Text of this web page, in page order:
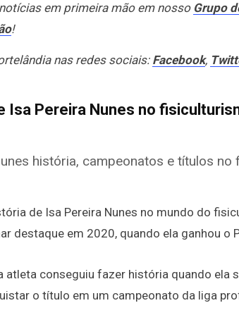
em primeira mão em nosso Grupo
!
nas redes sociais: Facebook,
Isa Pereira Nunes no
de Isa Pereira Nunes no mundo do
destaque em 2020, quando ela ganhou o
atleta conseguiu fazer história quando
o título em um campeonato da liga